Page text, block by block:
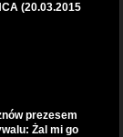
(20.03.2015
prezesem
Żal mi go